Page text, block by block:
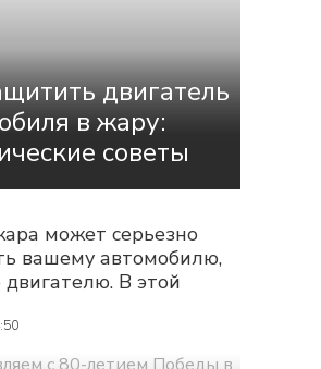
смазок зависит
двигатель
в жару:
советы
может серьезно
вашему автомобилю,
двигателю. В этой
мотор от перегрева с